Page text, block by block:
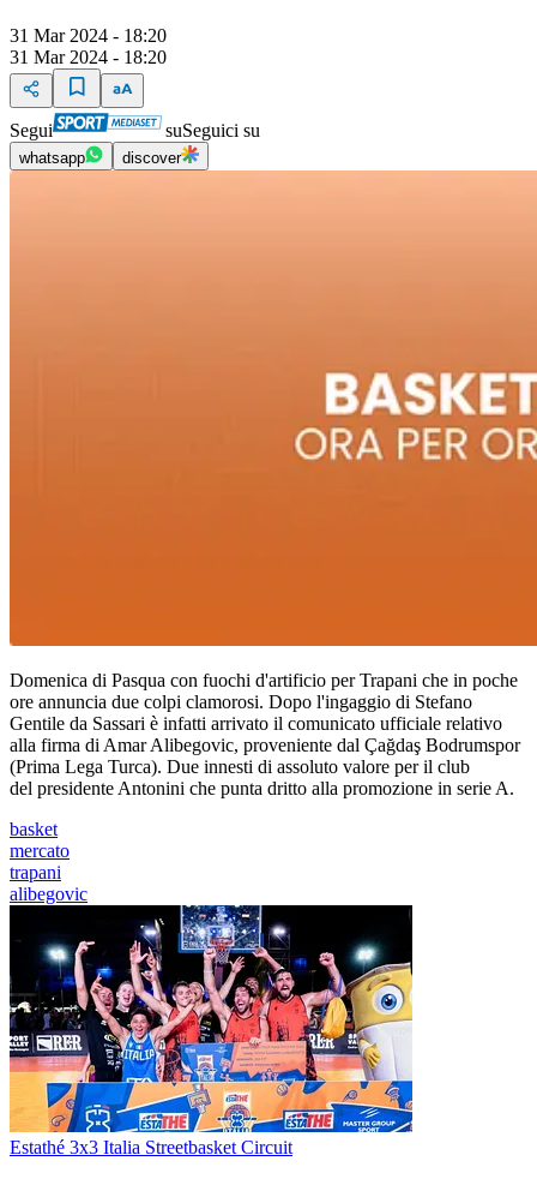
31 Mar 2024 - 18:20
31 Mar 2024 - 18:20
Segui suSeguici su
whatsapp discover
Domenica di Pasqua con fuochi d'artificio per Trapani che in poche
ore annuncia due colpi clamorosi. Dopo l'ingaggio di Stefano
Gentile da Sassari è infatti arrivato il comunicato ufficiale relativo
alla firma di Amar Alibegovic, proveniente dal Çağdaş Bodrumspor
(Prima Lega Turca). Due innesti di assoluto valore per il club
del presidente Antonini che punta dritto alla promozione in serie A.
basket
mercato
trapani
alibegovic
Estathé 3x3 Italia Streetbasket Circuit